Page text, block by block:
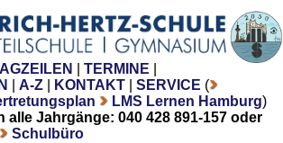
TERMINE
A-Z KONTAKT SERVICE (
LMS Lernen Hamburg)
alle Jahrgänge: 040 428 891-157 oder
Schulbüro